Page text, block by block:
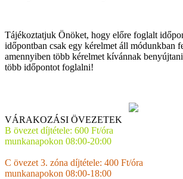
Tájékoztatjuk Önöket, hogy előre foglalt
időpontban csak egy kérelmet áll módunkban
amennyiben több kérelmet kívánnak
több időpontot foglalni!
VÁRAKOZÁSI ÖVEZETEK
B övezet díjtétele: 600 Ft/óra
munkanapokon 08:00-20:00
C övezet 3. zóna díjtétele: 400 Ft/óra
munkanapokon 08:00-18:00